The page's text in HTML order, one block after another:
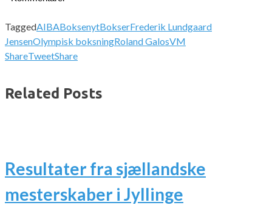
TaggedAIBABoksenytBokserFrederik Lundgaard
JensenOlympisk boksningRoland GalosVM
ShareTweetShare
Related Posts
Resultater fra sjællandske
mesterskaber i Jyllinge